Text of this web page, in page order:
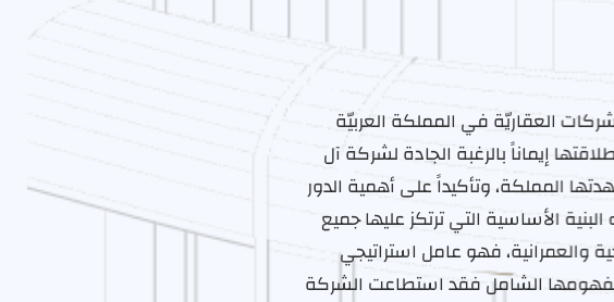
العقاريّة في المملكة العربيّة
إيماناً بالرغبة الجادة لشركة آل
المملكة، وتأكيداً على أهمية الدور
الأساسية التي ترتكز عليها جميع
والعمرانية، فهو عامل استراتيجي
الشامل فقد استطاعت الشركة